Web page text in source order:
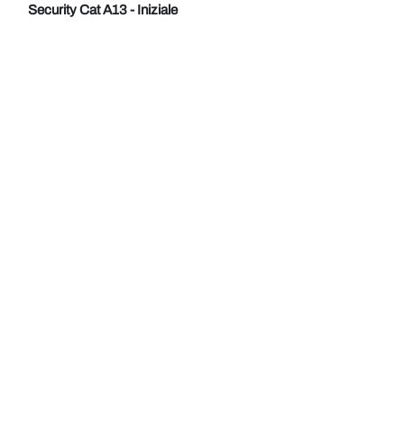
Vai al contenuto principale
Blocchi
Security Cat A13 - Iniziale